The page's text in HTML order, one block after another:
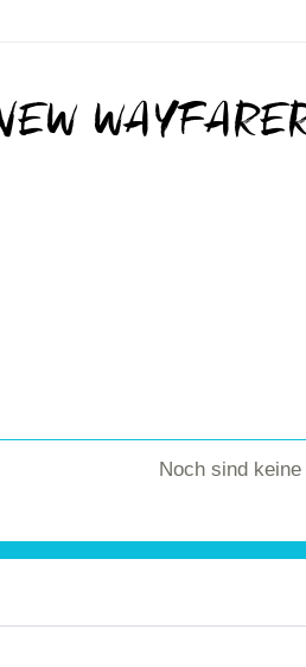
Noch sind